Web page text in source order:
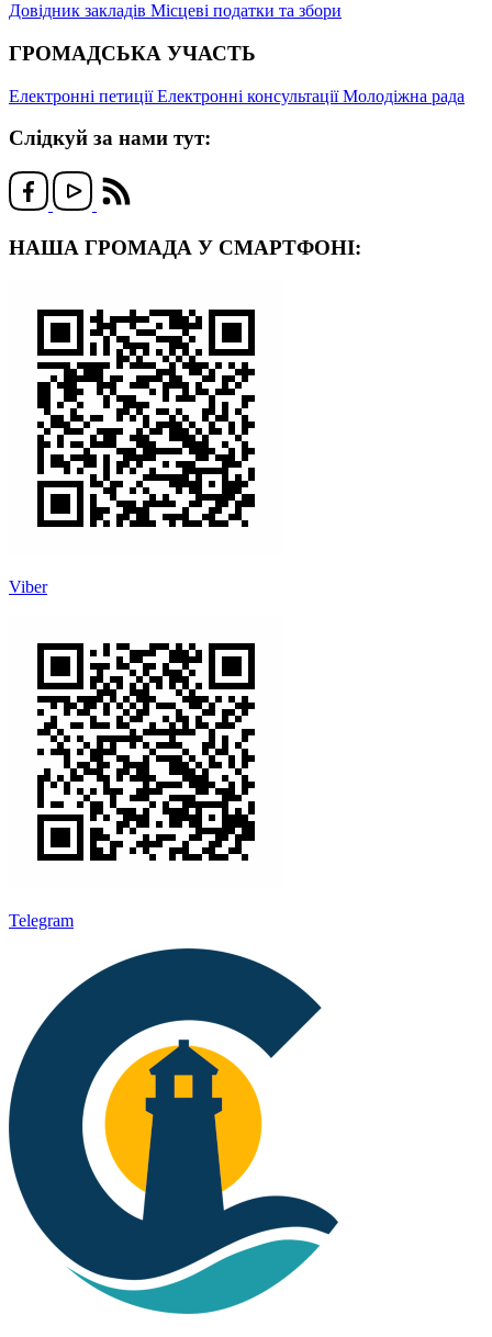
Довідник закладів Місцеві податки та збори
ГРОМАДСЬКА УЧАСТЬ
Електронні петиціїЕлектронні консультаціїМолодіжна рада
Слідкуй за нами тут:
НАША ГРОМАДА У СМАРТФОНІ:
Viber
Telegram